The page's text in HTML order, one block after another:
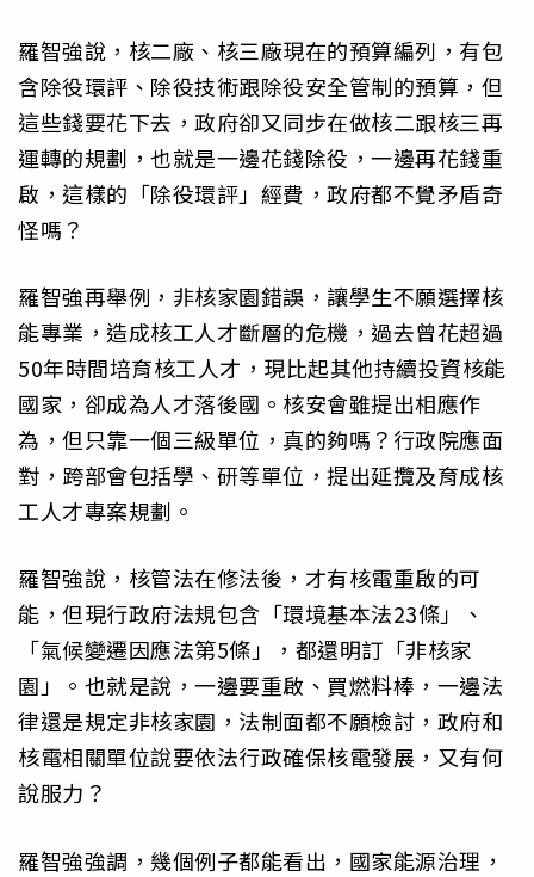
羅智強說，核二廠、核三廠現在的預算編列，有包
含除役環評、除役技術跟除役安全管制的預算，但
這些錢要花下去，政府卻又同步在做核二跟核三再
運轉的規劃，也就是一邊花錢除役，一邊再花錢重
啟，這樣的「除役環評」經費，政府都不覺矛盾奇
怪嗎？
羅智強再舉例，非核家園錯誤，讓學生不願選擇核
能專業，造成核工人才斷層的危機，過去曾花超過
50年時間培育核工人才，現比起其他持續投資核能
國家，卻成為人才落後國。核安會雖提出相應作
為，但只靠一個三級單位，真的夠嗎？行政院應面
對，跨部會包括學、研等單位，提出延攬及育成核
工人才專案規劃。
羅智強說，核管法在修法後，才有核電重啟的可
能，但現行政府法規包含「環境基本法23條」、
「氣候變遷因應法第5條」，都還明訂「非核家
園」。也就是說，一邊要重啟、買燃料棒，一邊法
律還是規定非核家園，法制面都不願檢討，政府和
核電相關單位說要依法行政確保核電發展，又有何
說服力？
羅智強強調，幾個例子都能看出，國家能源治理，